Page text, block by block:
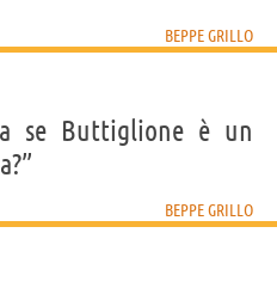
BEPPE GRILLO
se Buttiglione è un
BEPPE GRILLO